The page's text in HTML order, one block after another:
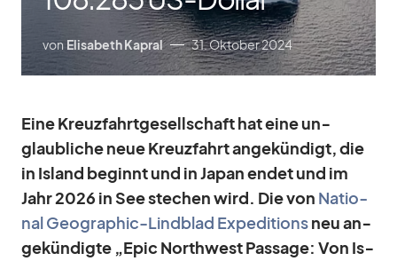
von Elisabeth Kapral 31. Oktober 2024
Eine Kreuz­fahrt­ge­sell­schaft hat eine un­
glaub­li­che neue Kreuz­fahrt an­ge­kün­digt, die
in Is­land be­ginnt und in Ja­pan en­det und im
Jahr 2026 in See ste­chen wird. Die von Na­tio­
nal Geo­gra­phic-Lind­blad Ex­pe­di­ti­onsneu an­
ge­kün­digte „Epic Nor­thwest Pas­sage: Von Is­